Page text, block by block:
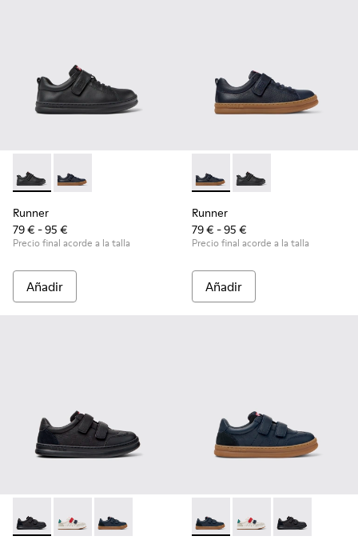
Runner - K800319-001 - Zapatillas negras de piel y textil
Runner - K800319-006 - Zapatillas azules de piel y
Runner
79 € - 95 €
Precio final acorde a la talla
Añadir
Runner - K800319-006 -
Runner - K800319-
Runner
79 € - 95 €
Precio final acorde a la talla
Añadir
Runner - K800652-001 - Zapatillas de piel y nobuk negras
Runner - K800652-007
Runner - K800652-003 - Zapatillas infantiles
Runner - K800652-003 -
Runner - K800652-
Runner -